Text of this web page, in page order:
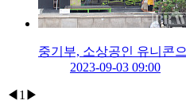
중기부, 소상공인 유니콘
2023-09-03 09:00
◀ 1 ▶